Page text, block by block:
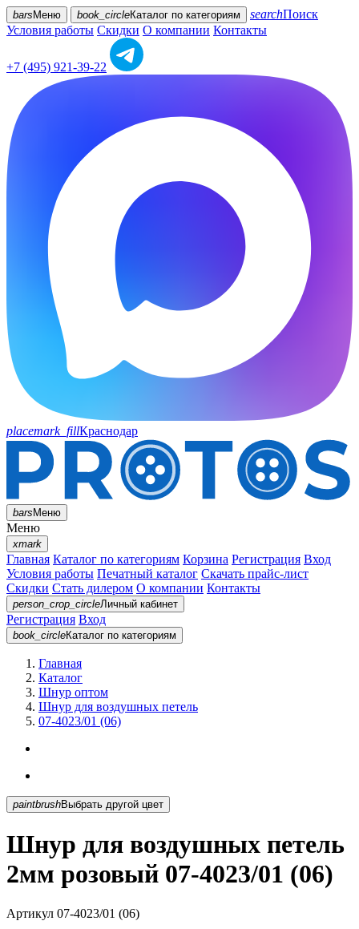
bars Меню book_circleКаталог по категориям searchПоиск
Условия работы Скидки О компании Контакты
+7 (495) 921-39-22
placemark_fillКраснодар
barsМеню
Меню
xmark
Главная Каталог по категориям Корзина Регистрация Вход
Условия работы Печатный каталог Скачать прайс-лист
Скидки Стать дилером О компании Контакты
person_crop_circleЛичный кабинет
Регистрация Вход
book_circleКаталог по категориям
Главная
Каталог
Шнур оптом
Шнур для воздушных петель
07-4023/01 (06)
paintbrush Выбрать другой цвет
Шнур для воздушных петель
2мм розовый 07-4023/01 (06)
Артикул 07-4023/01 (06)